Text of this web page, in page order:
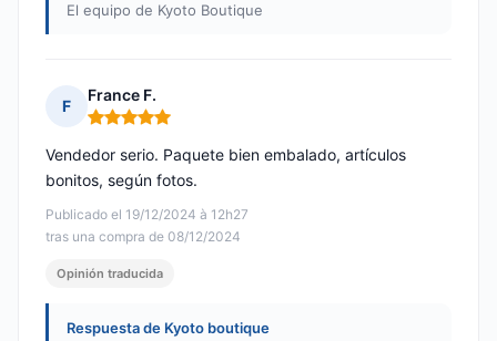
El equipo de Kyoto Boutique
F
France F.
Nota: 5 de 5
Publicado el 19/12/2024 à 12h27
tras una compra de 08/12/2024
Vendedor serio. Paquete bien embalado, artículos
bonitos, según fotos.
Opinión traducida
Respuesta de Kyoto boutique